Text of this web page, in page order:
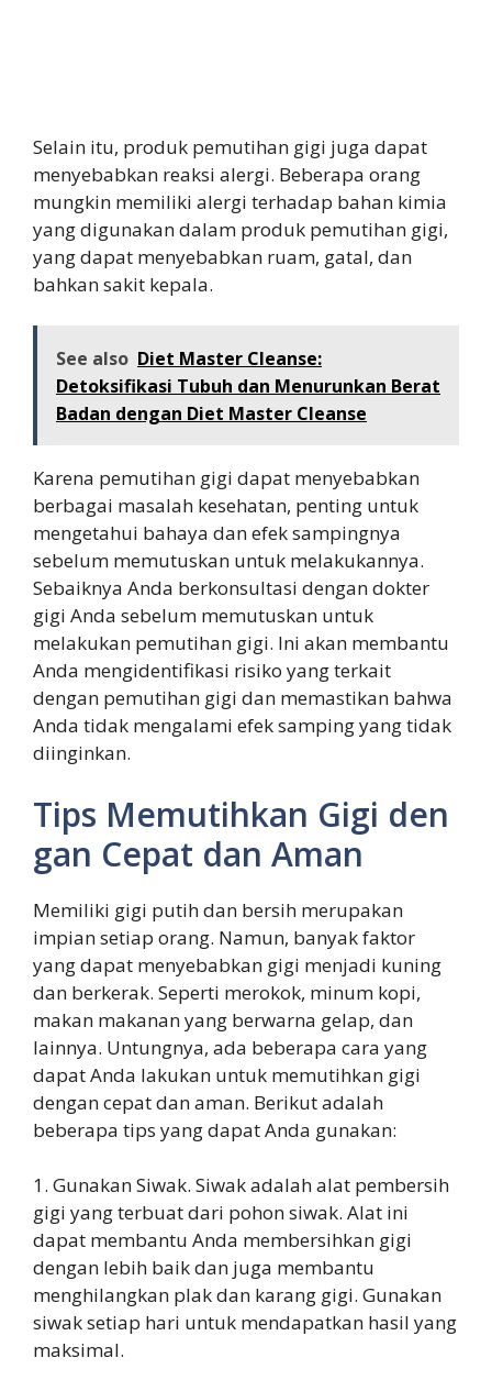
Selain itu, produk pemutihan gigi juga dapat
menyebabkan reaksi alergi. Beberapa orang
mungkin memiliki alergi terhadap bahan kimia
yang digunakan dalam produk pemutihan gigi,
yang dapat menyebabkan ruam, gatal, dan
bahkan sakit kepala.
See also Diet Master Cleanse:
Detoksifikasi Tubuh dan Menurunkan Berat
Badan dengan Diet Master Cleanse
Karena pemutihan gigi dapat menyebabkan
berbagai masalah kesehatan, penting untuk
mengetahui bahaya dan efek sampingnya
sebelum memutuskan untuk melakukannya.
Sebaiknya Anda berkonsultasi dengan dokter
gigi Anda sebelum memutuskan untuk
melakukan pemutihan gigi. Ini akan membantu
Anda mengidentifikasi risiko yang terkait
dengan pemutihan gigi dan memastikan bahwa
Anda tidak mengalami efek samping yang tidak
diinginkan.
Tips Memutihkan Gigi den
gan Cepat dan Aman
Memiliki gigi putih dan bersih merupakan
impian setiap orang. Namun, banyak faktor
yang dapat menyebabkan gigi menjadi kuning
dan berkerak. Seperti merokok, minum kopi,
makan makanan yang berwarna gelap, dan
lainnya. Untungnya, ada beberapa cara yang
dapat Anda lakukan untuk memutihkan gigi
dengan cepat dan aman. Berikut adalah
beberapa tips yang dapat Anda gunakan:
1. Gunakan Siwak. Siwak adalah alat pembersih
gigi yang terbuat dari pohon siwak. Alat ini
dapat membantu Anda membersihkan gigi
dengan lebih baik dan juga membantu
menghilangkan plak dan karang gigi. Gunakan
siwak setiap hari untuk mendapatkan hasil yang
maksimal.